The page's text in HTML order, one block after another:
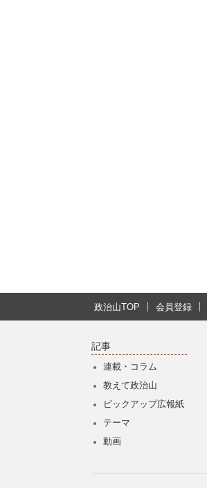
政治山TOP 会員登録
記事
連載・コラム
教えて政治山
ピックアップ広報紙
テーマ
動画